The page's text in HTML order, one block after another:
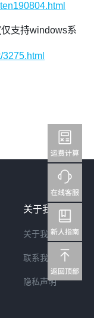
支持windows系
关于我们
关于我们
联系我们
隐私声明